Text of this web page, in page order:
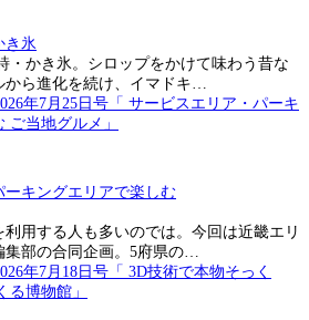
き氷
・かき氷。シロップをかけて味わう昔な
から進化を続け、イマドキ…
キングエリアで楽しむ
用する人も多いのでは。今回は近畿エリ
集部の合同企画。5府県の…